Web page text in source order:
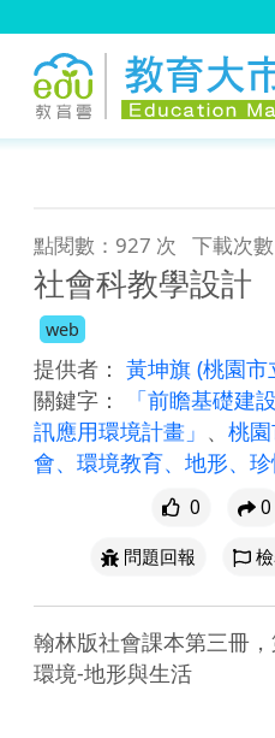
點閱數：927 次 下載次
社會科教學設計
web
提供者： 黃坤旗 (桃園市
關鍵字：
「前瞻基礎建
訊應用環境計畫」 、 桃
會、環境教育、地形、
0 0
問題回報
翰林版社會課本第三冊
環境-地形與生活